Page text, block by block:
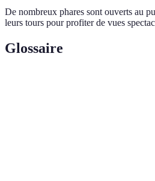
De nombreux phares sont ouverts au
leurs tours pour profiter de vues
Glossaire